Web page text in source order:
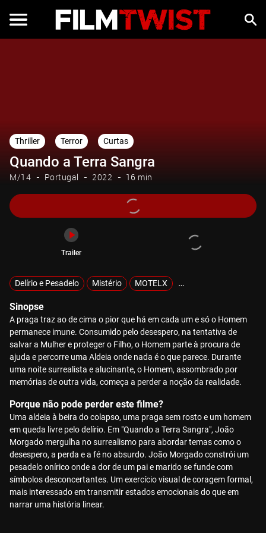
Thriller Terror Curtas
Quando a Terra Sangra
M/14 Portugal 2022 16 min
Trailer
Delírio e Pesadelo Mistério MOTELX Sobrevivência
Sinopse
A praga traz ao de cima o pior que há em cada um e só o Homem
permanece imune. Consumido pelo desespero, na tentativa de
salvar a Mulher e proteger o Filho, o Homem parte à procura de
ajuda e percorre uma Aldeia onde nada é o que parece. Durante
uma noite surrealista e alucinante, o Homem, assombrado por
memórias de outra vida, começa a perder a noção da realidade.
Porque não pode perder este filme?
Uma aldeia à beira do colapso, uma praga sem rosto e um homem
em queda livre pelo delírio. Em "Quando a Terra Sangra", João
Morgado mergulha no surrealismo para abordar temas como o
desespero, a perda e a fé no absurdo. João Morgado constrói um
pesadelo onírico onde a dor de um pai e marido se funde com
símbolos desconcertantes. Um exercício visual de coragem formal,
mais interessado em transmitir estados emocionais do que em
narrar uma história linear.